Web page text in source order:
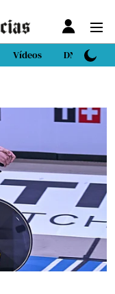
Vídeos DN Sport